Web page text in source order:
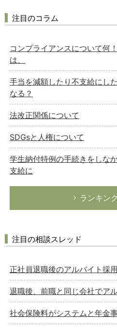
注目のコラム
コンプライアンスについて何
は、
手当を減額したり不支給にし
なる？
法改正関係について
SDGsと人権について
学生納付特例の手続きをしな
支給に
ランキン
注目の相談スレッド
正社員退職後のアルバイト採
退職後、前職と同じ会社でア
社会保険料がシステムと年金